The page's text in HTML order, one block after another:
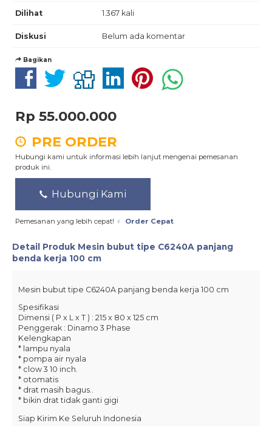
Dilihat 1.367 kali
Diskusi Belum ada komentar
Bagikan
Rp 55.000.000
PRE ORDER
Hubungi kami untuk informasi lebih lanjut mengenai pemesanan
produk ini.
Hubungi Kami
Pemesanan yang lebih cepat! Order Cepat
Detail Produk Mesin bubut tipe C6240A panjang
benda kerja 100 cm
Mesin bubut tipe C6240A panjang benda kerja 100 cm
Spesifikasi
Dimensi ( P x L x T ) : 215 x 80 x 125 cm
Penggerak : Dinamo 3 Phase
Kelengkapan
* lampu nyala
* pompa air nyala
* clow 3 10 inch.
* otomatis
* drat masih bagus..
* bikin drat tidak ganti gigi
Siap Kirim Ke Seluruh Indonesia